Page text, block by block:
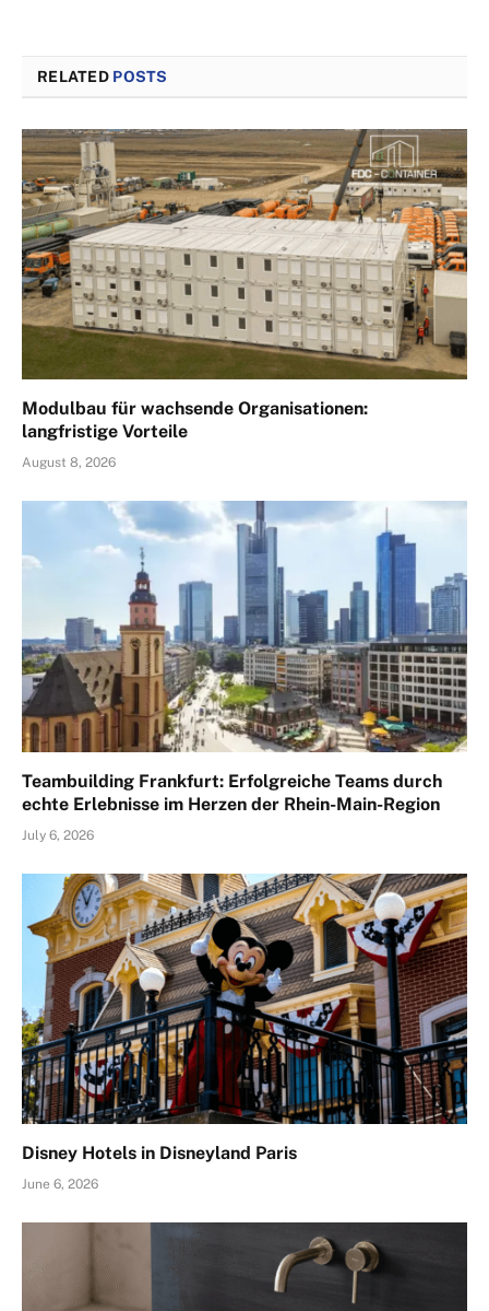
RELATED POSTS
Modulbau für wachsende Organisationen:
langfristige Vorteile
August 8, 2026
Teambuilding Frankfurt: Erfolgreiche Teams durch
echte Erlebnisse im Herzen der Rhein-Main-Region
July 6, 2026
Disney Hotels in Disneyland Paris
June 6, 2026